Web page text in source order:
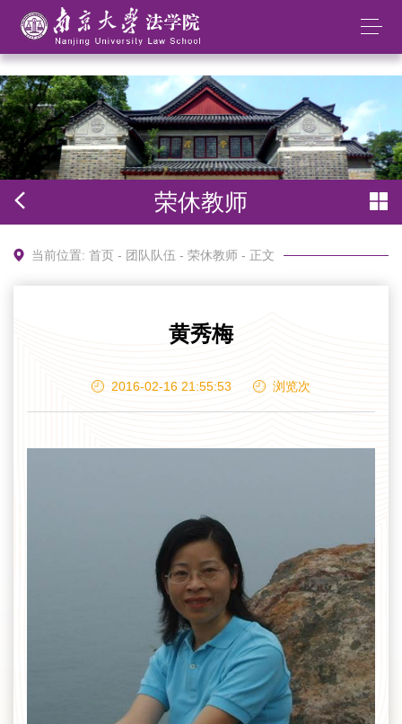
太阳成集团tyc234cc(中国)股份有限公司
荣休教师
当前位置: 首页 - 团队队伍 - 荣休教师 - 正文
黄秀梅
2016-02-16 21:55:53 浏览次